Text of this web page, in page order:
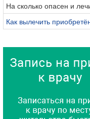
На сколько опасен и
Как вылечить